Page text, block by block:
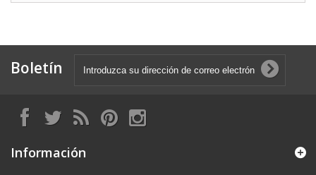
Boletín
Información